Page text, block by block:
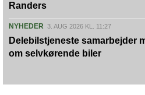
Randers
NYHEDER 3. AUG 2026 KL. 11:27
Delebilstjeneste samarbejder
om selvkørende biler